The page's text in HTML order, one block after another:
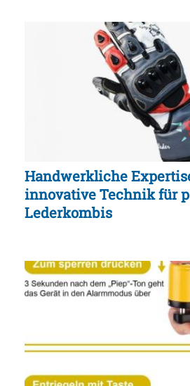
Handwerkliche
innovative Technik für
Lederkombis